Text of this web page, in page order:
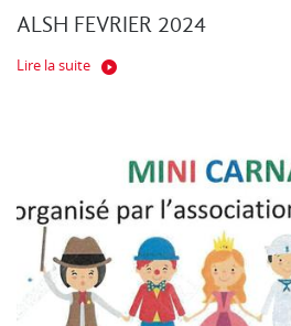
ALSH FEVRIER 2024
Lire la suite